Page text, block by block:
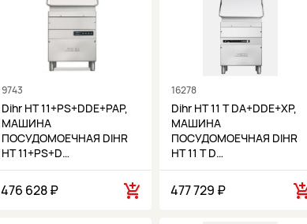
9743
Dihr HT 11+PS+DDE+PAP,
МАШИНА
ПОСУДОМОЕЧНАЯ DIHR
HT 11+PS+D…
476 628 ₽
16278
Dihr HT 11 T DA+DDE+XP,
МАШИНА
ПОСУДОМОЕЧНАЯ DIHR
HT 11 T D…
477 729 ₽